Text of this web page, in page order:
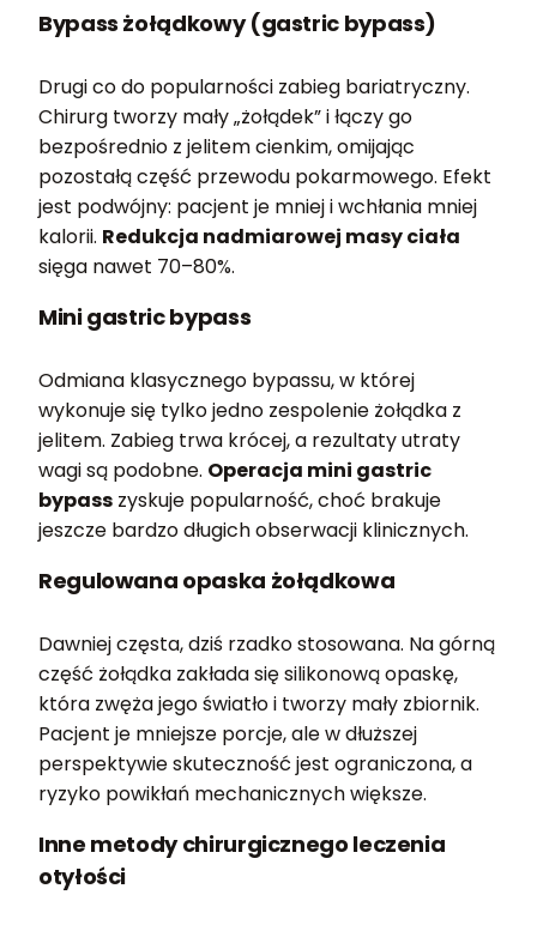
Bypass żołądkowy (gastric bypass)
Drugi co do popularności zabieg bariatryczny.
Chirurg tworzy mały „żołądek” i łączy go
bezpośrednio z jelitem cienkim, omijając
pozostałą część przewodu pokarmowego. Efekt
jest podwójny: pacjent je mniej i wchłania mniej
kalorii. Redukcja nadmiarowej masy ciała
sięga nawet 70–80%.
Mini gastric bypass
Odmiana klasycznego bypassu, w której
wykonuje się tylko jedno zespolenie żołądka z
jelitem. Zabieg trwa krócej, a rezultaty utraty
wagi są podobne. Operacja mini gastric
bypass zyskuje popularność, choć brakuje
jeszcze bardzo długich obserwacji klinicznych.
Regulowana opaska żołądkowa
Dawniej częsta, dziś rzadko stosowana. Na górną
część żołądka zakłada się silikonową opaskę,
która zwęża jego światło i tworzy mały zbiornik.
Pacjent je mniejsze porcje, ale w dłuższej
perspektywie skuteczność jest ograniczona, a
ryzyko powikłań mechanicznych większe.
Inne metody chirurgicznego leczenia
otyłości